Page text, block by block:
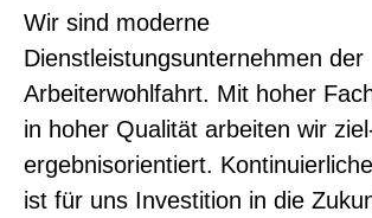
Wir sind moderne
Dienstleistungsunternehmen der
Arbeiterwohlfahrt. Mit hoher
in hoher Qualität arbeiten wir
ergebnisorientiert.
ist für uns Investition in die